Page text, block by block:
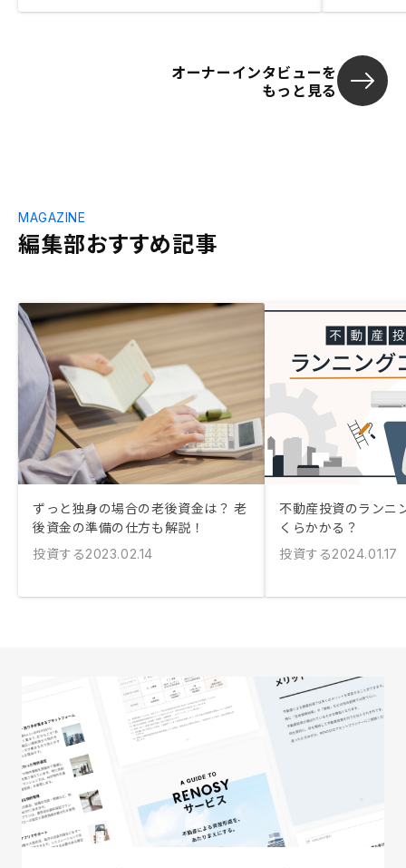
オーナーインタビューを
もっと見る
編集部おすすめ記事
MAGAZINE
ずっと独身の場合の老後資金は？ 老
後資金の準備の仕方も解説！
投資する2023.02.14
不動産投資のランニ
くらかかる？
投資する2024.01.17